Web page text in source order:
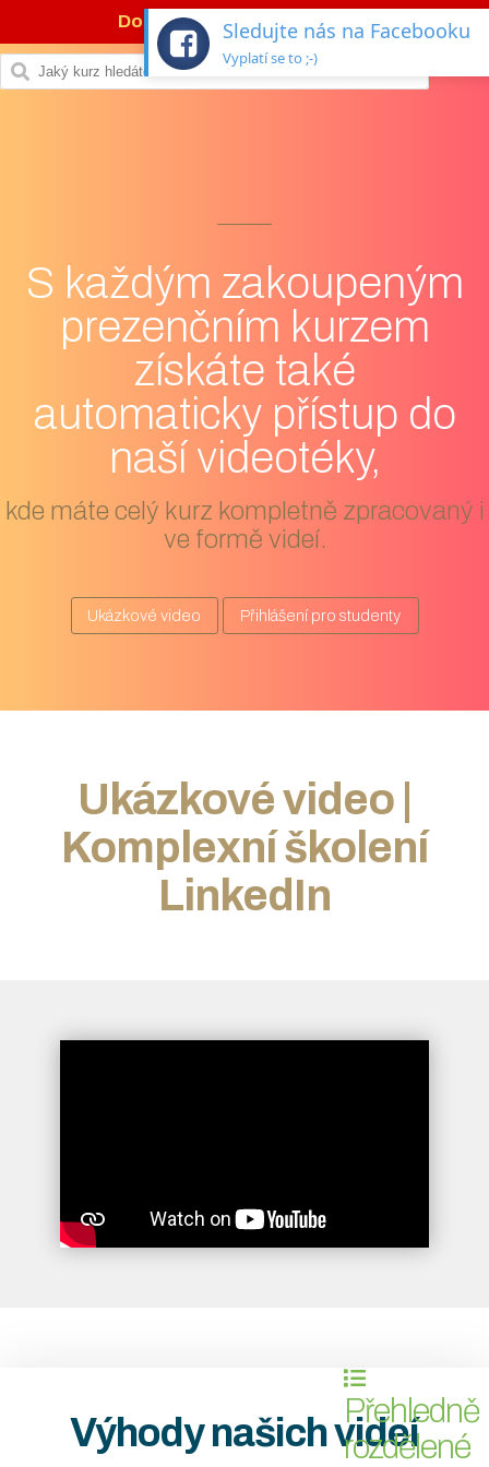
Dotace 77 %na digi kurzy →
S každým zakoupeným
prezenčním kurzem
získáte také
automaticky přístup do
naší videotéky,
kde máte celý kurz kompletně zpracovaný i
ve formě videí.
Ukázkové video Přihlášení pro studenty
Ukázkové video |
Komplexní školení
LinkedIn
Výhody našich videí
Přehledně
rozdělené
Sledujte nás na Facebooku
Vyplatí se to ;-)